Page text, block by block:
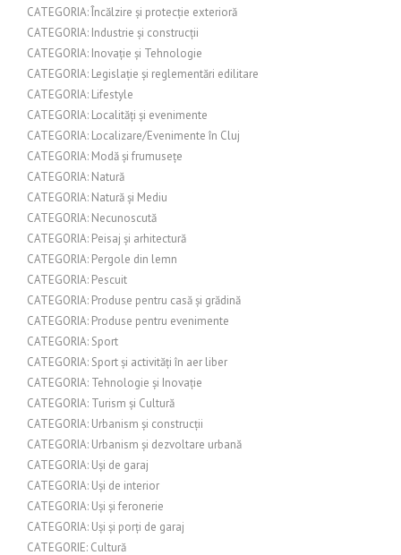
CATEGORIA: Încălzire și protecție exterioră
CATEGORIA: Industrie și construcții
CATEGORIA: Inovație și Tehnologie
CATEGORIA: Legislație și reglementări edilitare
CATEGORIA: Lifestyle
CATEGORIA: Localități și evenimente
CATEGORIA: Localizare/Evenimente în Cluj
CATEGORIA: Modă și frumusețe
CATEGORIA: Natură
CATEGORIA: Natură și Mediu
CATEGORIA: Necunoscută
CATEGORIA: Peisaj și arhitectură
CATEGORIA: Pergole din lemn
CATEGORIA: Pescuit
CATEGORIA: Produse pentru casă și grădină
CATEGORIA: Produse pentru evenimente
CATEGORIA: Sport
CATEGORIA: Sport și activități în aer liber
CATEGORIA: Tehnologie și Inovație
CATEGORIA: Turism și Cultură
CATEGORIA: Urbanism și construcții
CATEGORIA: Urbanism și dezvoltare urbană
CATEGORIA: Uși de garaj
CATEGORIA: Uși de interior
CATEGORIA: Uși și feronerie
CATEGORIA: Uși și porți de garaj
CATEGORIE: Cultură